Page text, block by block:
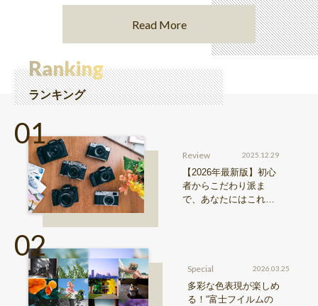
Read More
Ranking
ランキング
Review 2025.12.29
【2026年最新版】初心
者からこだわり派ま
で、あなたにはこれが
Special 2026.03.25
多彩な色表現が楽しめ
る！“富士フイルムの